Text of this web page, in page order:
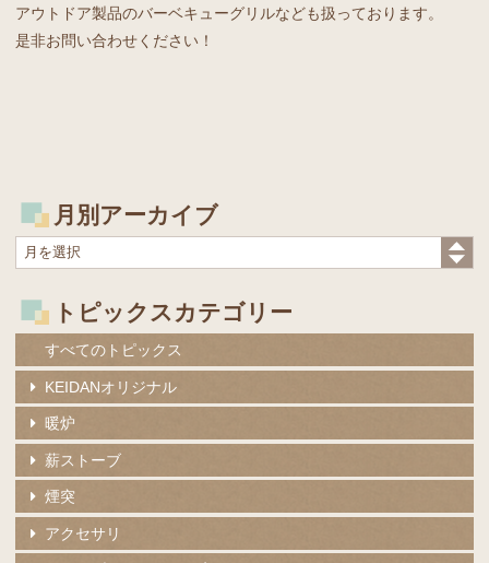
アウトドア製品のバーベキューグリルなども扱っております。
是非お問い合わせください！
月別アーカイブ
トピックスカテゴリー
すべてのトピックス
KEIDANオリジナル
暖炉
薪ストーブ
煙突
アクセサリ